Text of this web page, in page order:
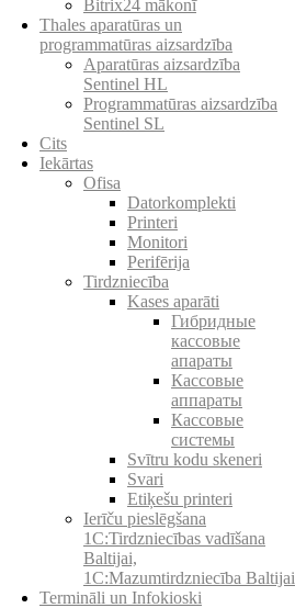
Bitrix24 mākonī
Thales aparatūras un
programmatūras aizsardzība
Aparatūras aizsardzība
Sentinel HL
Programmatūras aizsardzība
Sentinel SL
Cits
Iekārtas
Ofisa
Datorkomplekti
Printeri
Monitori
Perifērija
Tirdzniecība
Kases aparāti
Гибридные
кассовые
апараты
Кассовые
аппараты
Кассовые
системы
Svītru kodu skeneri
Svari
Etiķešu printeri
Ierīču pieslēgšana
1C:Tirdzniecības vadīšana
Baltijai,
1C:Mazumtirdzniecība Baltijai
Termināli un Infokioski